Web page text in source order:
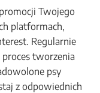
Twojego
platformach,
Regularnie
tworzenia
psy
z odpowiednich